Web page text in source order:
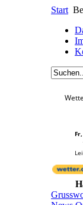
Start